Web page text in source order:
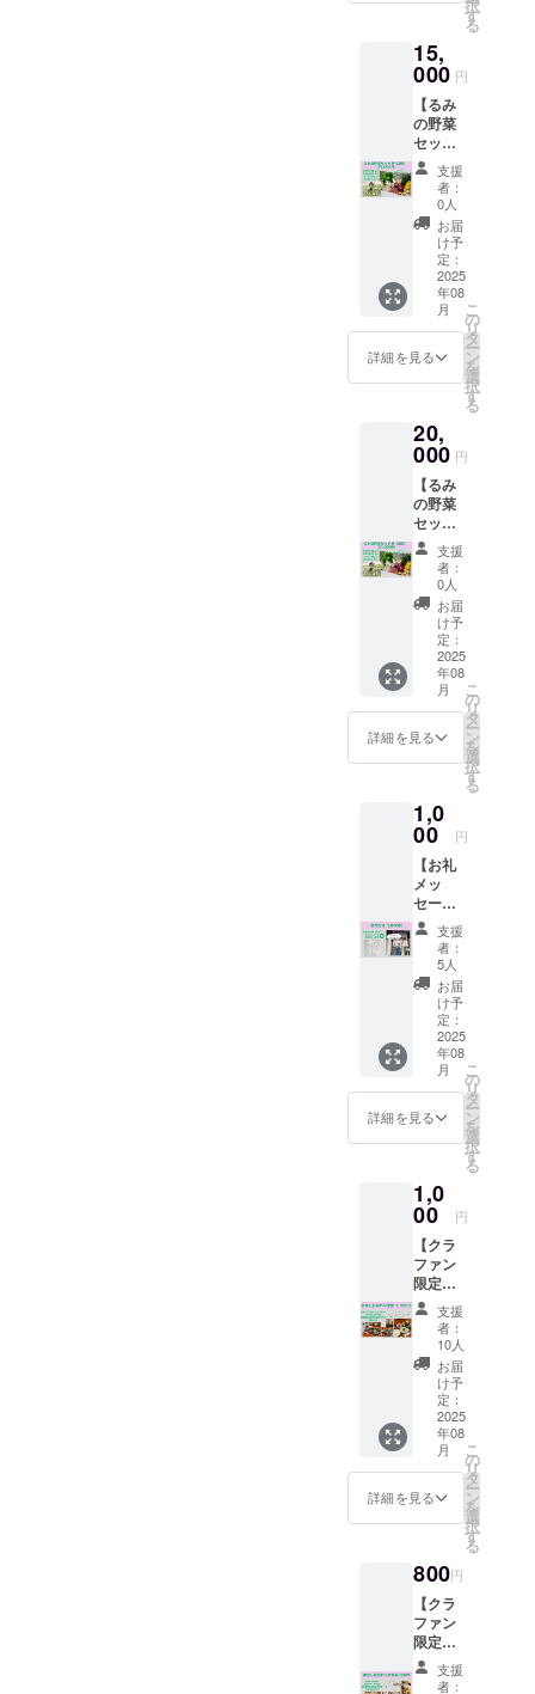
なれたらう
れしいで
📍住所：〒
464-0850 名
古屋市千種
区今池3丁目
🕰️営業時
間：水・
木・金
11:30〜
15:00（売り
📅定休日：
（Instagram
で随時お知
らせ）
👶 キッズス
ペースあり
／お子様ラ
ンチあり／
テイクアウ
と同じ
内容に
なりま
す。
ちょっ
ぴり不
ぞろい
でも、
味は格
別で
す。 冷
蔵庫を
開けた
とき、
自然の
香りが
ふわっ
と広が
るよう
な、そ
んな新
自宅で
お楽し
みくだ
さい。
内容
量：約6
～10品
届け時
期：【8
～9月／
10～11
月／12
～1月】
からお
ただけ
ます ・
まかせ
となり
ます ・
有効期
限：
2025年
8月1日
～2026
年1月31
日まで
にお届
け ・お
届けタ
イミン
グは、
にてご
相談・
す(また
は備考
欄にお
届けタ
イミン
グをご
記入く
ださ
い）
ありが
お届け
しま
す。 こ
ちらは
リター
ン品の
ない、
応援の
気持ち
に特化
したご
支援
コース
です。
感謝の
気持ち
を込め
を、て
いねい
にお送
りいた
しま
す。 ご
支援
は、く
るみ食
堂の運
営や、
日々の
ごはん
づくり
に大切
に使わ
せてい
支援も
歓迎し
ており
ます！
※このリ
ターン
は1000
円・
5000円
のリ
ターン
と同じ
内容に
なりま
す。
択
す
る
15,
000 円
【るみ
の野菜
セット
便（2
回）】
季節を
味わ
う、や
さしい2
便。 く
るみ食
堂で
使って
いる安
心野菜
を、2回
てお届
けしま
す。 く
るみ食
堂の
オー
ナー・
るみが
畑で育
てた
り、信
頼する
農家さ
んとと
もに選
んだお
野菜た
てやさ
しい味
わい。
毎日の
ごはん
が、
ちょっ
と楽し
みにな
るセッ
トで
す。 各
回：約6
～10品
目× 2回
・お届
け時
期：【8
～9月／
月／12
～1月】
から、2
つお選
びいた
だけま
す ・セ
レクト
内容は
おまか
せとな
ります
・有効
期限：
2025年
～2026
年1月31
け完了
・お届
けタイ
ミング
は、
メール
支援
者：
0人
お届
け予
定：
2025
年08
月
詳細を見る
こ
の
リ
タ
ー
ン
を
選
択
す
る
20,
000 円
【るみ
の野菜
セット
便（3
回）】
春夏秋
冬。 く
るみ食
堂の食
卓を彩
る、旬
の野菜
たちを
まるご
と楽し
めるス
ルな3回
コース
です。
くるみ
食堂の
オー
ナー・
るみが
農業の
現場で
関わり
ながら
選び抜
いた野
菜は、
どれも
みずみ
に自然
の力を
感じる
味わ
い。
「体が
喜ぶ」
と言っ
てくだ
さる方
も多
い、大
好評の
野菜た
ちで
す。 各
回：約6
け時
期：【8
～9月／
10～11
月／12
～1月】
より、
支援
者：
0人
お届
け予
定：
2025
年08
月
詳細を見る
こ
の
リ
タ
ー
ン
を
選
択
す
る
1,0
00 円
【お礼
メッ
セー
ジ】 プ
ロジェ
クトを
ただた
だ応援
したい
人向け
のリ
ターン
です。
くるみ
食堂か
ら感謝
ちを込
めたお
礼の
メール
をお送
りさせ
ていた
だきま
す。 な
お、 上
乗せ支
援も可
能で
す。 応
援の気
持ちの
上乗
支援
者：
5人
お届
け予
定：
2025
年08
月
詳細を見る
こ
の
リ
タ
ー
ン
を
選
択
す
る
1,0
00 円
【クラ
ファン
限定
お試し
日替わ
り定
食】 日
替わり
定食
（ドリ
ンク付
き）
1500円
→1000
円 農家
直送の
食材で
作る家
庭の
味。 季
節のお
ばんざ
い3〜4
支援
者：
10人
お届
け予
定：
2025
年08
月
詳細を見る
こ
の
リ
タ
ー
ン
を
選
択
す
る
800円
【クラ
ファン
限定
お試し
日替わ
支援
者：